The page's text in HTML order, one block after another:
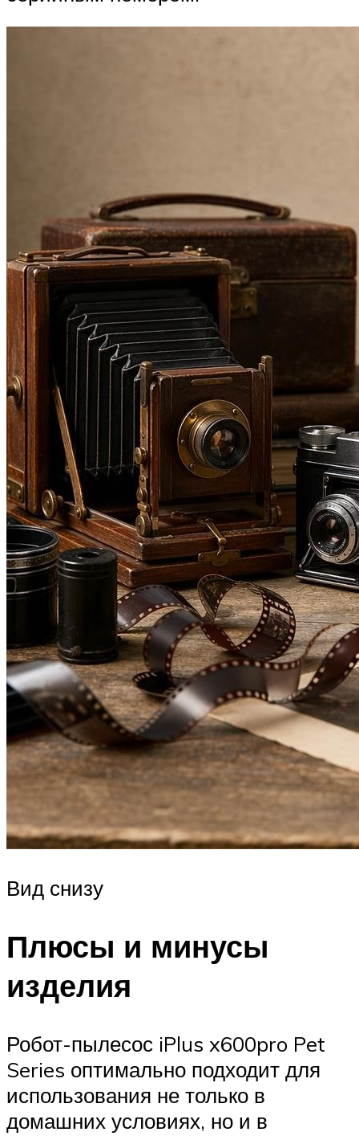
Вид снизу
Плюсы и минусы
изделия
Робот-пылесос iPlus x600pro Pet
Series оптимально подходит для
использования не только в
домашних условиях, но и в